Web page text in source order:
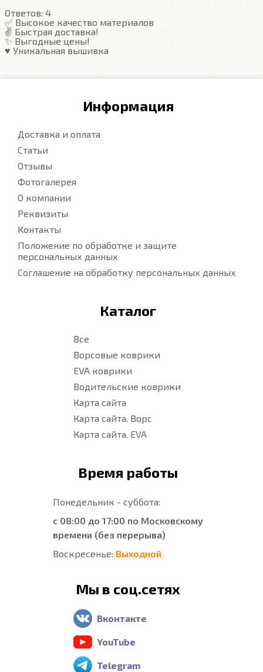
Подробнее
Ответов: 4
✅ Высокое качество материалов
✌️ Быстрая доставка!
✨ Выгодные цены!
♥️ Уникальная вышивка
Информация
Доставка и оплата
Статьи
Отзывы
Фотогалерея
О компании
Реквизиты
Контакты
Положение по обработке и защите
персональных данных
Соглашение на обработку персональных данных
Каталог
Все
Ворсовые коврики
EVA коврики
Водительские коврики
Карта сайта
Карта сайта. Ворс
Карта сайта. EVA
Время работы
Понедельник - суббота:
с 08:00 до 17:00 по Московскому
времени (без перерыва)
Воскресенье: Выходной
Мы в соц.сетях
Вконтакте
YouTube
Telegram